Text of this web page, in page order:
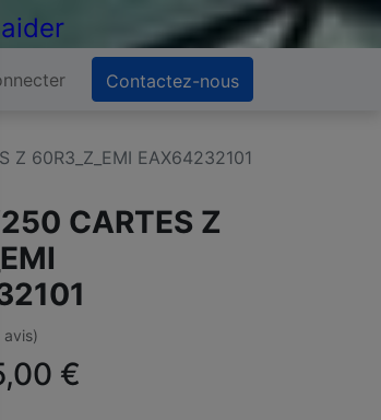
Contactez-nous
Z 60R3_Z_EMI EAX64232101
CARTES Z
avis)
€